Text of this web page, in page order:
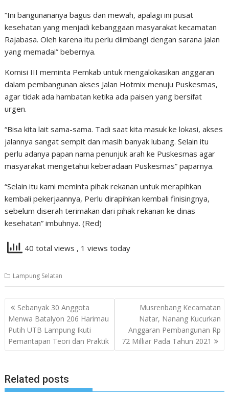
“Ini bangunananya bagus dan mewah, apalagi ini pusat
kesehatan yang menjadi kebanggaan masyarakat kecamatan
Rajabasa. Oleh karena itu perlu diimbangi dengan sarana jalan
yang memadai” bebernya.
Komisi III meminta Pemkab untuk mengalokasikan anggaran
dalam pembangunan akses Jalan Hotmix menuju Puskesmas,
agar tidak ada hambatan ketika ada paisen yang bersifat
urgen.
“Bisa kita lait sama-sama. Tadi saat kita masuk ke lokasi, akses
jalannya sangat sempit dan masih banyak lubang. Selain itu
perlu adanya papan nama penunjuk arah ke Puskesmas agar
masyarakat mengetahui keberadaan Puskesmas” paparnya.
“Selain itu kami meminta pihak rekanan untuk merapihkan
kembali pekerjaannya, Perlu dirapihkan kembali finisingnya,
sebelum diserah terimakan dari pihak rekanan ke dinas
kesehatan” imbuhnya. (Red)
40 total views , 1 views today
Lampung Selatan
Navigasi
pos
Sebanyak 30 Anggota
Menwa Batalyon 206 Harimau
Putih UTB Lampung Ikuti
Pemantapan Teori dan Praktik
Musrenbang Kecamatan
Natar, Nanang Kucurkan
Anggaran Pembangunan Rp
72 Milliar Pada Tahun 2021
Related posts